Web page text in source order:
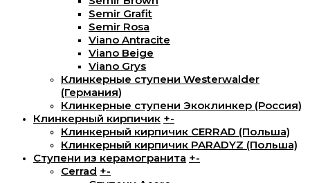
Semir Grafit
Semir Rosa
Viano Antracite
Viano Beige
Viano Grys
Клинкерные ступени Westerwalder
(Германия)
Клинкерные ступени Экоклинкер (Россия)
Клинкерный кирпичик +-
Клинкерный кирпичик CERRAD (Польша)
Клинкерный кирпичик PARADYZ (Польша)
Ступени из керамогранита +-
Cerrad +-